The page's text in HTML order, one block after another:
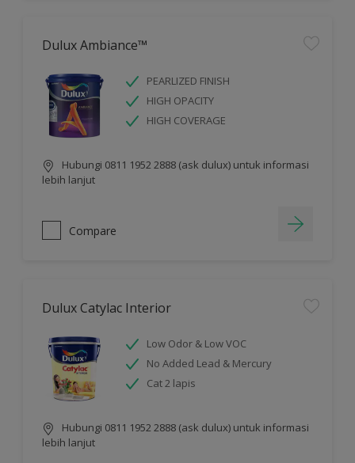
Dulux Ambiance™
PEARLIZED FINISH
HIGH OPACITY
HIGH COVERAGE
Hubungi 0811 1952 2888 (ask dulux) untuk informasi
lebih lanjut
Compare
Dulux Catylac Interior
Low Odor & Low VOC
No Added Lead & Mercury
Cat 2 lapis
Hubungi 0811 1952 2888 (ask dulux) untuk informasi
lebih lanjut